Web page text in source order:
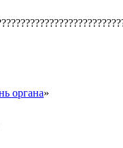
органа»